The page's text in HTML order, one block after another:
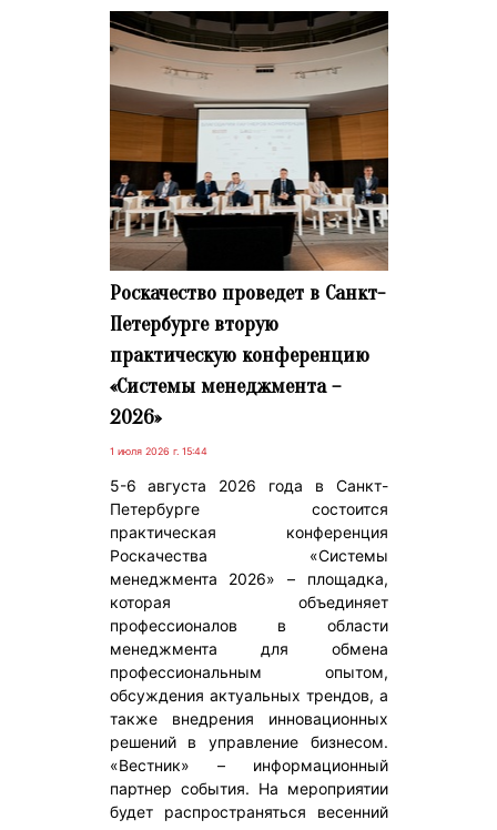
Роскачество проведет в Санкт-
Петербурге вторую
практическую конференцию
«Системы менеджмента –
2026»
1 июля 2026 г. 15:44
5-6 августа 2026 года в Санкт-
Петербурге состоится
практическая конференция
Роскачества «Системы
менеджмента 2026» – площадка,
которая объединяет
профессионалов в области
менеджмента для обмена
профессиональным опытом,
обсуждения актуальных трендов, а
также внедрения инновационных
решений в управление бизнесом.
«Вестник» – информационный
партнер события. На мероприятии
будет распространяться весенний